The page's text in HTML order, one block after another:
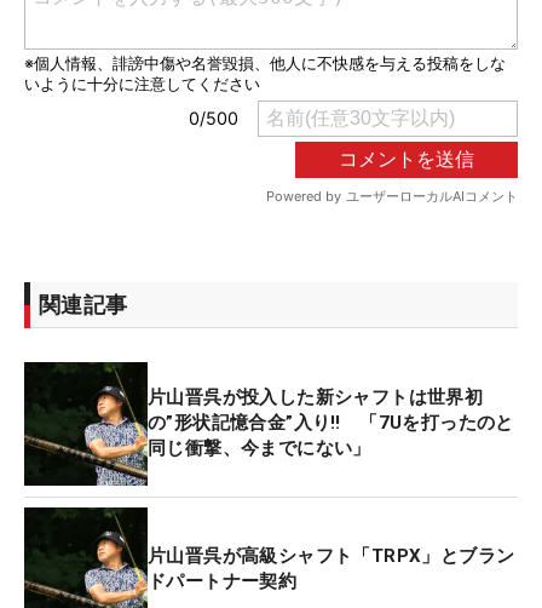
関連記事
片山晋呉が投入した新シャフトは世界初
の”形状記憶合金”入り‼ 「7Uを打ったのと
同じ衝撃、今までにない」
片山晋呉が高級シャフト「TRPX」とブラン
ドパートナー契約